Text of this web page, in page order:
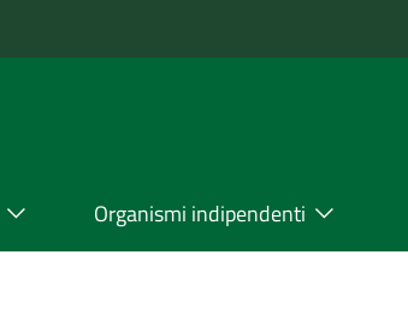
Organismi indipendenti